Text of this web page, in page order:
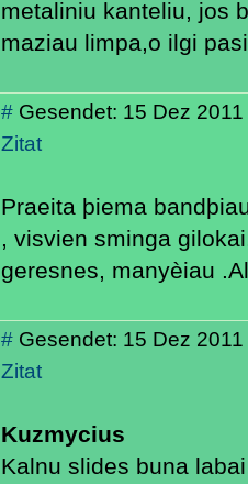
metaliniu kanteliu, jos
maziau limpa,o ilgi
# Gesendet: 15 Dez
Zitat
Praeita þiema
, visvien sminga
geresnes, manyèiau
# Gesendet: 15 Dez
Zitat
Kuzmycius
Kalnu slides buna